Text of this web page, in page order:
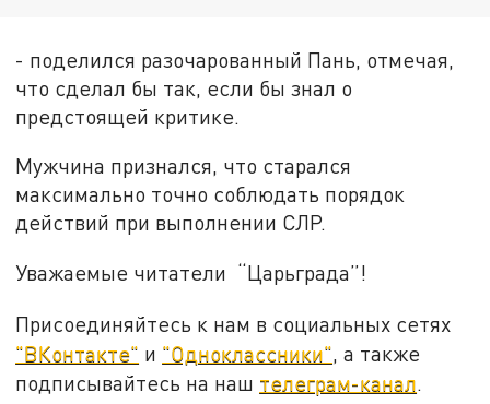
- поделился разочарованный Пань, отмечая,
что сделал бы так, если бы знал о
предстоящей критике.
Мужчина признался, что старался
максимально точно соблюдать порядок
действий при выполнении СЛР.
Уважаемые читатели “Царьграда”!
Присоединяйтесь к нам в социальных сетях
"ВКонтакте" и "Одноклассники", а также
подписывайтесь на наш телеграм-канал.